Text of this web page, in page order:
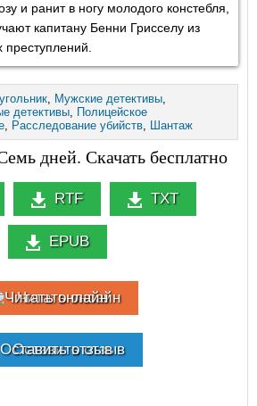
и ранит в ногу молодого констебля,
капитану Бенни Грисселу из
, Мужские детективы,
детективы, Полицейское
, Расследование убийств, Шантаж
дней. Скачать бесплатно
RTF TXT
EPUB
Читать онлайн
Оставить отзыв